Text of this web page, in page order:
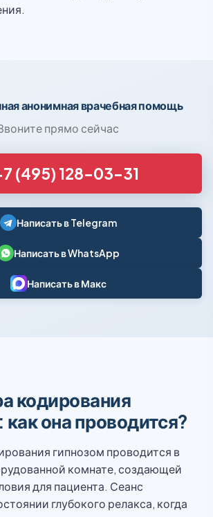
анонимная врачебная помощь
прямо сейчас
(495) 128-03-31
Написать в Telegram
Написать в WhatsApp
Написать в Макс
кодирования
она проводится?
гипнозом проводится в
комнате, создающей
для пациента. Сеанс
глубокого релакса, когда